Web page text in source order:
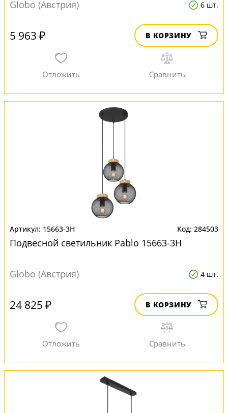
Globo (Австрия) 6 шт.
5 963 ₽ В КОРЗИНУ
15663-3H 284503
Подвесной светильник Pablo 15663-3H
Globo (Австрия) 4 шт.
24 825 ₽ В КОРЗИНУ